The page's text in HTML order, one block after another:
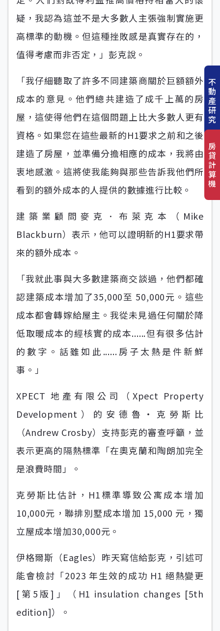
疑，我認為這並不是大多數人主張強制實施更
高標準的動機。但這種挫敗感是真實存在的，
值得考慮而非否定，」彭克說。
「我仔細聽取了許多不同建築商關於巨額額外
成本的意見。他們總共建造了成千上萬的房
屋，這使得他們在這個問題上比大多數人更有
資格。如果您在這些最新的H1要求之前和之後
建造了房屋，並準備分擔相應的成本，我將由
衷地感激。這將使我能夠與那些告訴我他們所
看到的額外成本的人提供的數據進行比較。
建築業顧問麥克．布萊克本（Mike
Blackburn）表示，他可以證明新的H1要求帶
來的額外成本。
「我就此事與大多數建築商交談過，他們都確
認建築成本增加了35,000至 50,000元。這些
成本都會轉嫁給屋主。我從未見過任何關於降
低取暖成本的經核實的成本......但有很多估計
的數字。話雖如此......房子太熱是件新鮮
事。」
XPECT 地產有限公司（Xpect Property
Development）的安德魯‧克勞斯比
（Andrew Crosby）支持彭克的審查呼籲，並
表示更高的隔熱標準「在奧克蘭和陶朗加完全
是浪費時間」。
克勞斯比估計，H1標準導致公寓成本增加
10,000元，聯排別墅成本增加 15,000 元，獨
立屋成本增加30,000元。
伊格爾斯（Eagles）昨天寫信給彭克，引述可
能會檢討「2023 年生效的成功 H1 絕熱變更
[第5版]」（H1 insulation changes [5th
edition]）。
不
動
產
研
究
房
貸
計
算
機